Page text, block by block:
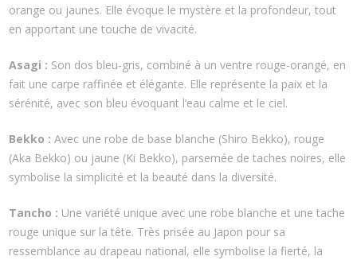
orange ou jaunes. Elle évoque le mystère et la profondeur, tout
en apportant une touche de vivacité.
Asagi : Son dos bleu-gris, combiné à un ventre rouge-orangé, en
fait une carpe raffinée et élégante. Elle représente la paix et la
sérénité, avec son bleu évoquant l’eau calme et le ciel.
Bekko : Avec une robe de base blanche (Shiro Bekko), rouge
(Aka Bekko) ou jaune (Ki Bekko), parsemée de taches noires, elle
symbolise la simplicité et la beauté dans la diversité.
Tancho : Une variété unique avec une robe blanche et une tache
rouge unique sur la tête. Très prisée au Japon pour sa
ressemblance au drapeau national, elle symbolise la fierté, la